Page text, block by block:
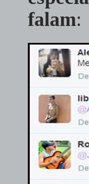
falam: